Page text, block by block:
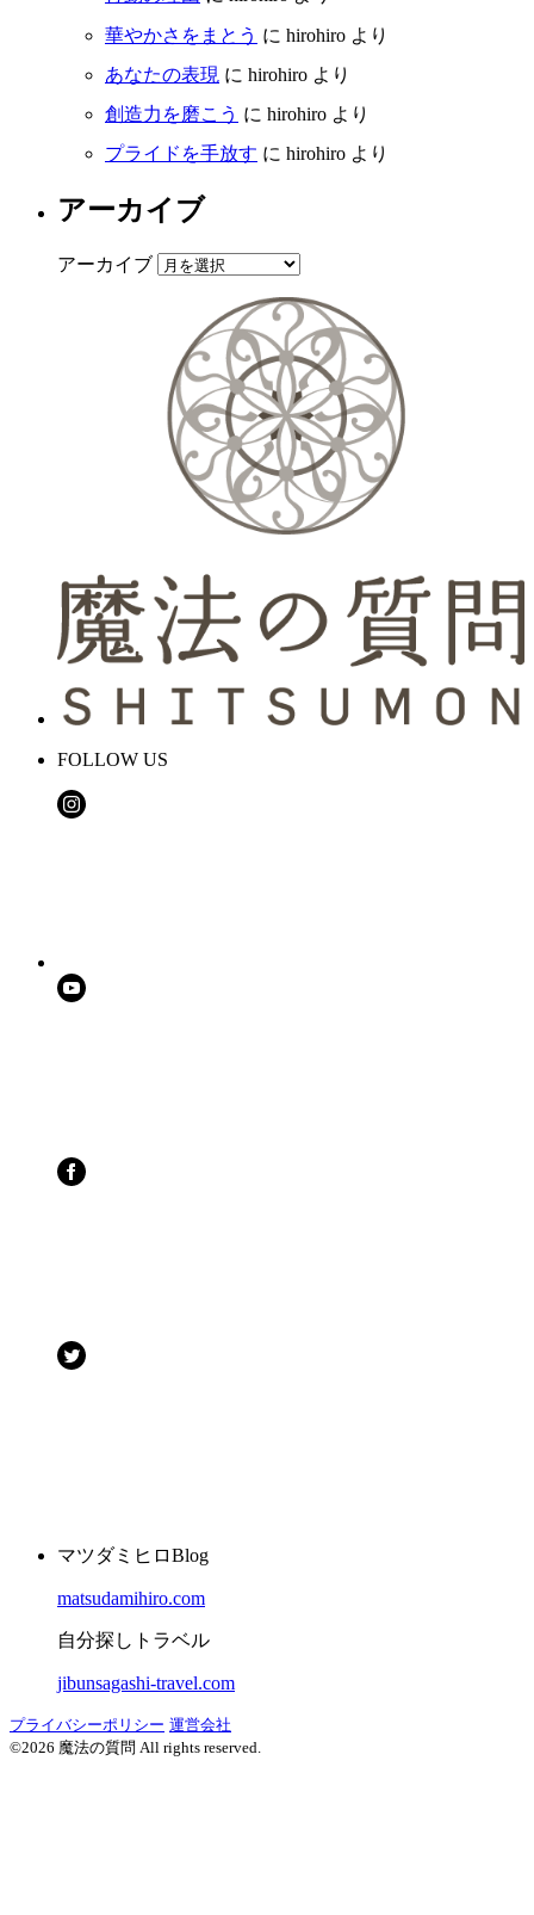
華やかさをまとう に hirohiro より
あなたの表現 に hirohiro より
創造力を磨こう に hirohiro より
プライドを手放す に hirohiro より
アーカイブ
アーカイブ
FOLLOW US
マツダミヒロBlog
matsudamihiro.com
自分探しトラベル
jibunsagashi-travel.com
プライバシーポリシー 運営会社
©2026 魔法の質問 All rights reserved.